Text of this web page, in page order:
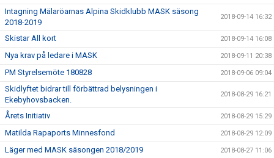
Intagning Mälaröarnas Alpina Skidklubb MASK säsong
2018-2019
2018-09-14 16:32
Skistar All kort 2018-09-14 16:08
Nya krav på ledare i MASK 2018-09-11 20:38
PM Styrelsemöte 180828 2018-09-06 09:04
Skidlyftet bidrar till förbättrad belysningen i
Ekebyhovsbacken.
2018-08-29 16:21
Årets Initiativ 2018-08-29 15:29
Matilda Rapaports Minnesfond 2018-08-29 12:09
Läger med MASK säsongen 2018/2019 2018-08-27 11:06